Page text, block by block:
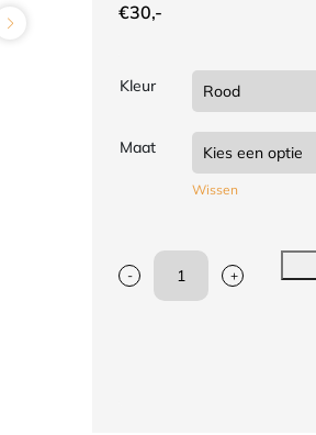
€30,-
Kleur
Maat
Wissen
-
Scheenbeschermers
+